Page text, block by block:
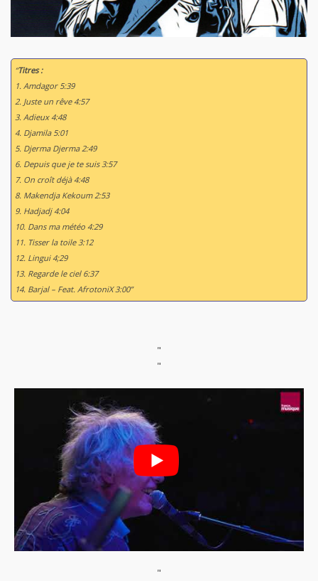
“Titres :
1. Amdagor 5:39
2. Juste un rêve 4:57
3. Adieux 4:48
4. Djamila 5:01
5. Djerma Djerma 2:49
6. Depuis que je te suis 3:57
7. On croît déjà 4:48
8. Makendja Kekoum 2:53
9. Hadjadj 4:04
10. Dans ma météo 4:29
11. Tisser la toile 3:12
12. Lingui 4;29
13. Regarde le ciel 6:37
14. Barjal – Feat. AfrotoniX 3:00”
"
"
"